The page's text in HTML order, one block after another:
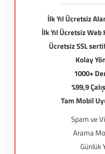
İlk Yıl Ücretsiz
İlk Yıl Ücretsiz
Ücretsiz SSL
Kolay
1000+
%99,9
Tam Mobil
Spam ve
Arama
Günlük